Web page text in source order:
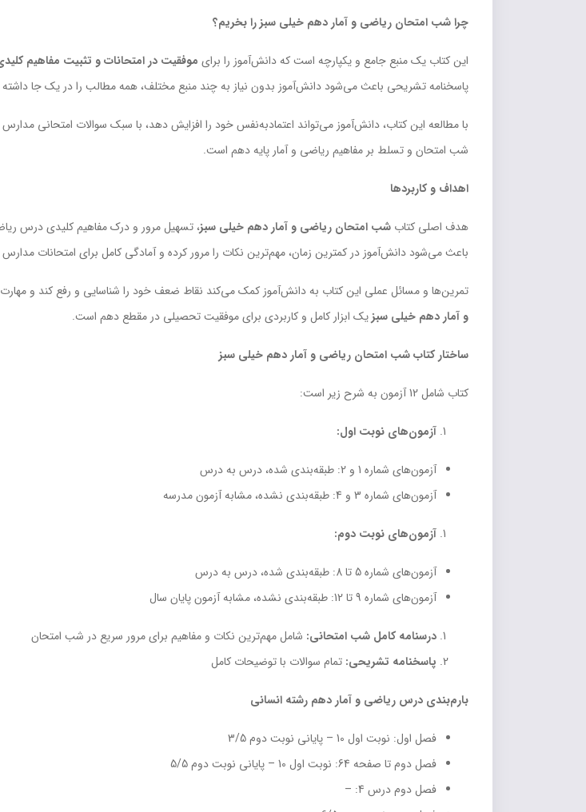
چرا شب امتحان ریاضی و آمار دهم خیلی سبز را بخریم؟
این کتاب یک منبع جامع و یکپارچه است که دانش‌آموز را برای موفقیت در امتحانات و تثبیت مفاهیم
پاسخنامه تشریحی باعث می‌شود دانش‌آموز بدون نیاز به چند منبع مختلف، همه مطالب را در یک جا داشته
با مطالعه این کتاب، دانش‌آموز می‌تواند اعتمادبه‌نفس خود را افزایش دهد، با سبک سوالات امتحانی
شب امتحان و تسلط بر مفاهیم ریاضی و آمار پایه دهم است.
اهداف و کاربردها
هدف اصلی کتاب شب امتحان ریاضی و آمار دهم خیلی سبز، تسهیل مرور و درک مفاهیم کلیدی درس
باعث می‌شود دانش‌آموز در کمترین زمان، مهم‌ترین نکات را مرور کرده و آمادگی کامل برای امتحانات مدارس
تمرین‌ها و مسائل عملی این کتاب به دانش‌آموز کمک می‌کند نقاط ضعف خود را شناسایی و رفع کند و
و آمار دهم خیلی سبزیک ابزار کامل و کاربردی برای موفقیت تحصیلی در مقطع دهم است.
ساختار کتاب شب امتحان ریاضی و آمار دهم خیلی سبز
کتاب شامل 12 آزمون به شرح زیر است:
آزمون‌های نوبت اول:
آزمون‌های شماره 1 و 2: طبقه‌بندی شده، درس به درس
آزمون‌های شماره 3 و 4: طبقه‌بندی نشده، مشابه آزمون مدرسه
آزمون‌های نوبت دوم:
آزمون‌های شماره 5 تا 8: طبقه‌بندی شده، درس به درس
آزمون‌های شماره 9 تا 12: طبقه‌بندی نشده، مشابه آزمون پایان سال
درسنامه کامل شب امتحانی: شامل مهم‌ترین نکات و مفاهیم برای مرور سریع در شب امتحان
پاسخنامه تشریحی: تمام سوالات با توضیحات کامل
بارم‌بندی درس ریاضی و آمار دهم رشته انسانی
فصل اول: نوبت اول 10 – پایانی نوبت دوم 3/5
فصل دوم تا صفحه 64: نوبت اول 10 – پایانی نوبت دوم 5/5
فصل دوم درس 4: –